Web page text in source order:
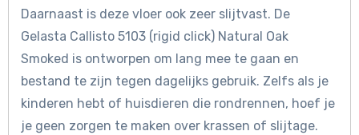
Daarnaast is deze vloer ook zeer slijtvast. De
Gelasta Callisto 5103 (rigid click) Natural Oak
Smoked is ontworpen om lang mee te gaan en
bestand te zijn tegen dagelijks gebruik. Zelfs als je
kinderen hebt of huisdieren die rondrennen, hoef je
je geen zorgen te maken over krassen of slijtage.